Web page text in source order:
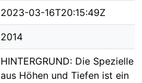
2023-03-16T20:15:49Z
2014
HINTERGRUND: Die Spezielle
aus Höhen und Tiefen ist ein